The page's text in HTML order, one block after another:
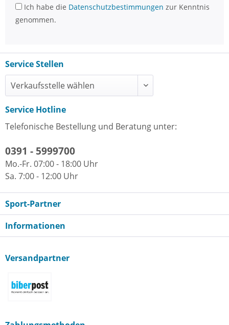
Ich habe die Datenschutzbestimmungen zur Kenntnis
genommen.
Service Stellen
Service Hotline
Telefonische Bestellung und Beratung unter:
0391 - 5999700
Mo.-Fr. 07:00 - 18:00 Uhr
Sa. 7:00 - 12:00 Uhr
Sport-Partner
Informationen
Versandpartner